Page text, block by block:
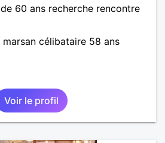
60 ans recherche rencontre
célibataire 58 ans
Voir le profil